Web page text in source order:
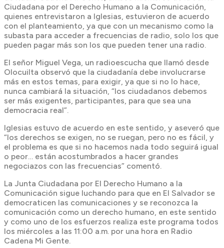
Ciudadana por el Derecho Humano a la Comunicación,
quienes entrevistaron a Iglesias, estuvieron de acuerdo
con el planteamiento, ya que con un mecanismo como la
subasta para acceder a frecuencias de radio, solo los que
pueden pagar más son los que pueden tener una radio.
El señor Miguel Vega, un radioescucha que llamó desde
Olocuilta observó que la ciudadanía debe involucrarse
más en estos temas, para exigir, ya que si no lo hace,
nunca cambiará la situación, “los ciudadanos debemos
ser más exigentes, participantes, para que sea una
democracia real”.
Iglesias estuvo de acuerdo en este sentido, y aseveró que
“los derechos se exigen, no se ruegan, pero no es fácil, y
el problema es que si no hacemos nada todo seguirá igual
o peor… están acostumbrados a hacer grandes
negociazos con las frecuencias” comentó.
La Junta Ciudadana por El Derecho Humano a la
Comunicación sigue luchando para que en El Salvador se
democraticen las comunicaciones y se reconozca la
comunicación como un derecho humano, en este sentido
y como uno de los esfuerzos realiza este programa todos
los miércoles a las 11:00 a.m. por una hora en Radio
Cadena Mi Gente.